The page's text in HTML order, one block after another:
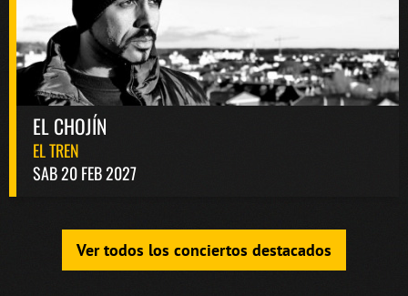
EL CHOJÍN
EL TREN
SAB 20 FEB 2027
Ver todos los conciertos destacados